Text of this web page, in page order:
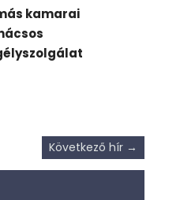
kamarai
Következő hír →